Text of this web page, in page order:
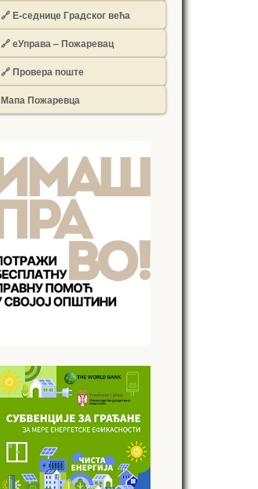
🔗 Е-седнице Градског већа
🔗 еУправа – Пожаревац
🔗 Провера поште
Мапа Пожаревца